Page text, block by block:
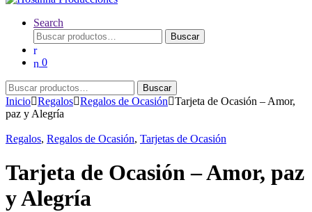
Search
Buscar
por:
Buscar
0
Buscar
por:
Buscar
Inicio Regalos Regalos de Ocasión
Tarjeta de Ocasión – Amor,
paz y Alegría
Regalos, Regalos de Ocasión, Tarjetas de Ocasión
Tarjeta de Ocasión – Amor, paz
y Alegría